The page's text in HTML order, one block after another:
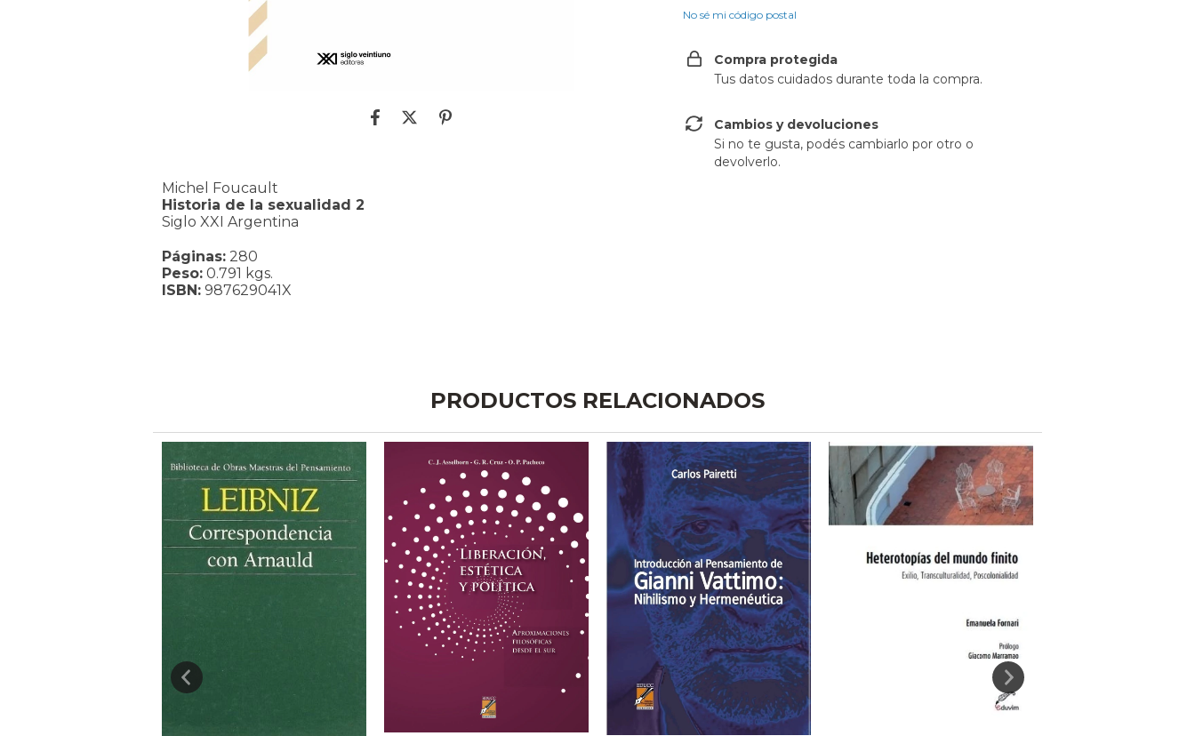
Michel Foucault
Historia de la sexualidad 2
Siglo XXI Argentina
Páginas: 280
Peso: 0.791 kgs.
ISBN: 987629041X
No sé mi código postal
Compra protegida
Tus datos cuidados durante toda la compra.
Cambios y devoluciones
Si no te gusta, podés cambiarlo por otro o
devolverlo.
PRODUCTOS RELACIONADOS